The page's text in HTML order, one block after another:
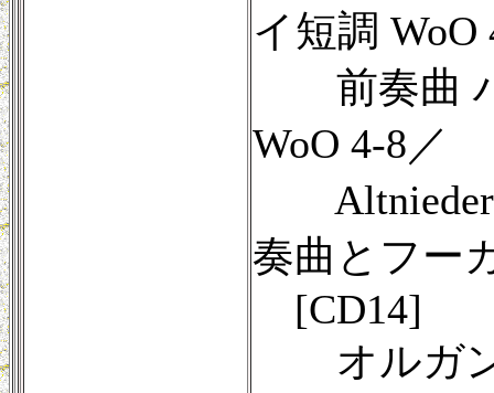
イ短調 WoO
前奏曲 ハ
WoO 4-8／
奏曲とフー
[CD14]
オルガン